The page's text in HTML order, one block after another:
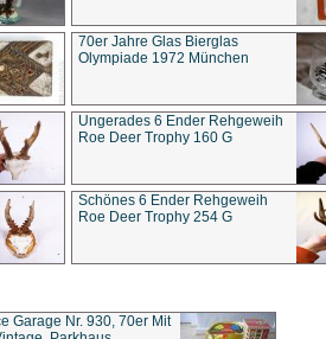
70er Jahre Glas Bierglas
Olympiade 1972 München
Ungerades 6 Ender Rehgeweih
Roe Deer Trophy 160 G
Schönes 6 Ender Rehgeweih
Roe Deer Trophy 254 G
Garage Nr. 930, 70er Mit